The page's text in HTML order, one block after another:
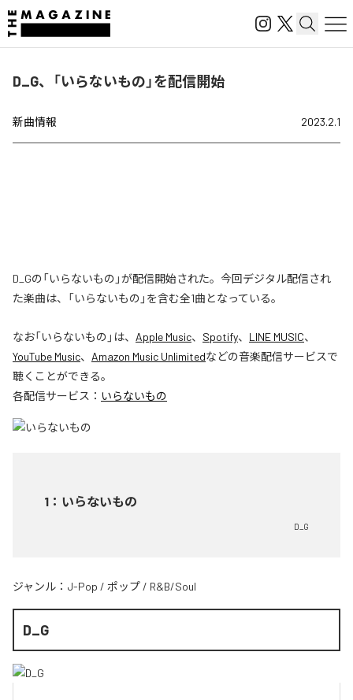
D_G、「いらないもの」を配信開始
新曲情報 2023.2.1
D_Gの「いらないもの」が配信開始された。今回デジタル配信され
た楽曲は、「いらないもの」を含む全1曲となっている。
なお「いらないもの 」は、 Apple Music、 Spotify、 LINE MUSIC、
YouTube Music、 Amazon Music Unlimitedなどの音楽配信サービスで
聴くことができる。
各配信サービス： いらないもの
1 ： いらないもの
D_G
ジャンル： J-Pop / ポップ / R&B/Soul
D_G